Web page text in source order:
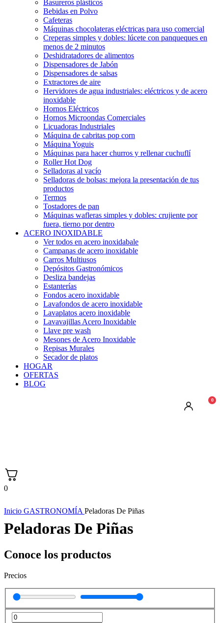
Basureros plásticos
Bebidas en Polvo
Cafeteras
Máquinas chocolateras eléctricas para uso comercial
Creperas simples y dobles: lúcete con panqueques en
menos de 2 minutos
Deshidratadores de alimentos
Dispensadores de Jabón
Dispensadores de salsas
Extractores de aire
Hervidores de agua industriales: eléctricos y de acero
inoxidable
Hornos Eléctricos
Hornos Microondas Comerciales
Licuadoras Industriales
Máquina de cabritas pop corn
Máquina Yoguis
Máquinas para hacer churros y rellenar cuchuflí
Roller Hot Dog
Selladoras al vacío
Selladoras de bolsas: mejora la presentación de tus
productos
Termos
Tostadores de pan
Máquinas wafleras simples y dobles: crujiente por
fuera, tierno por dentro
ACERO INOXIDABLE
Ver todos en acero inoxidabale
Campanas de acero inoxidable
Carros Multiusos
Depósitos Gastronómicos
Desliza bandejas
Estanterías
Fondos acero inoxidable
Lavafondos de acero inoxidable
Lavaplatos acero inoxidable
Lavavajillas Acero Inoxidable
Llave pre wash
Mesones de Acero Inoxidable
Repisas Murales
Secador de platos
HOGAR
OFERTAS
BLOG
0
0
Inicio GASTRONOMÍA Peladoras De Piñas
Peladoras De Piñas
Conoce los productos
Precios